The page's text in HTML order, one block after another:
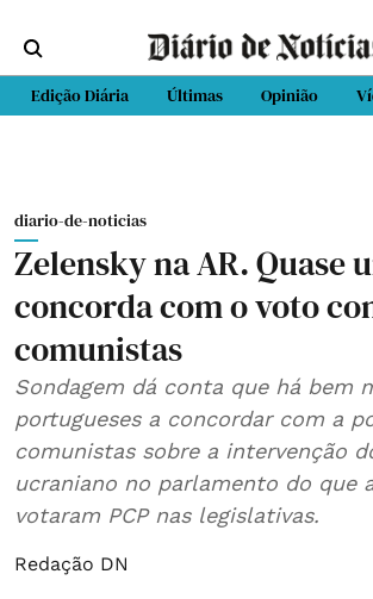
Edição Diária Últimas Opinião
diario-de-noticias
Zelensky na AR. Quase
concorda com o voto
comunistas
Sondagem dá conta que há bem
portugueses a concordar com a
comunistas sobre a intervenção
ucraniano no parlamento do que
votaram PCP nas legislativas.
Redação DN